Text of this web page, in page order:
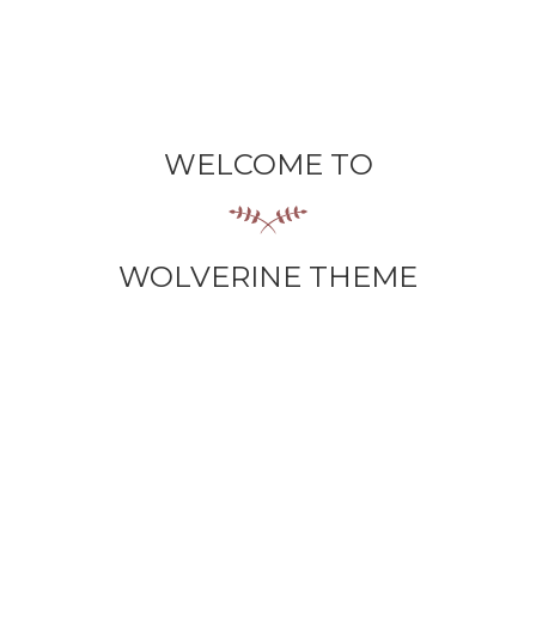
WELCOME TO
WOLVERINE THEME